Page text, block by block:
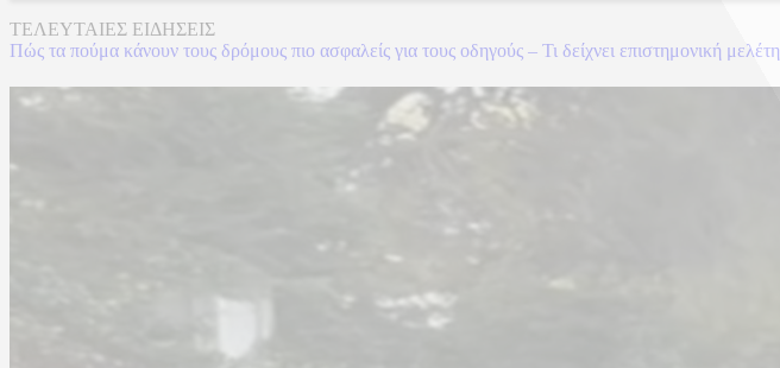
ΤΕΛΕΥΤΑΙΕΣ ΕΙΔΗΣΕΙΣ
Πώς τα πούμα κάνουν τους δρόμους πιο ασφαλείς για τους οδηγούς – Τι δείχνει επιστημονική μελέτη